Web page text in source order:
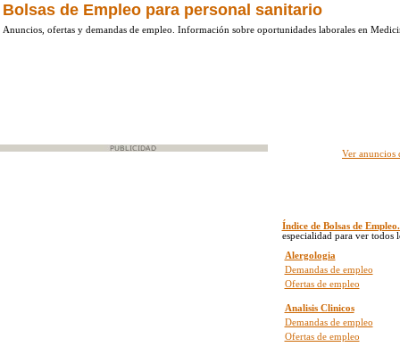
Bolsas de Empleo para personal sanitario
Anuncios, ofertas y demandas de empleo. Información sobre oportunidades laborales en
Ver anuncios
Índice de Bolsas de
especialidad para ver todos
Alergologia
Demandas de empleo
Ofertas de empleo
Analisis Clinicos
Demandas de empleo
Ofertas de empleo